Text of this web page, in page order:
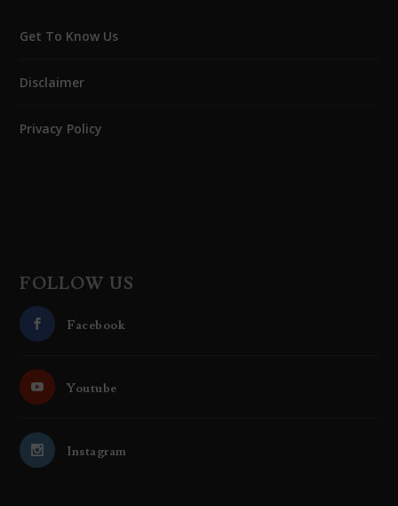
Get To Know Us
Disclaimer
Privacy Policy
FOLLOW US
Facebook
Youtube
Instagram